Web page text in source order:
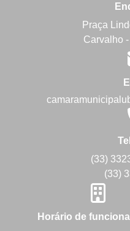
Praça
Carvalho
(33)
(33)
Horário de